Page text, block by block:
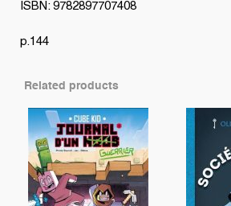
ISBN: 9782897707408
p.144
Related products